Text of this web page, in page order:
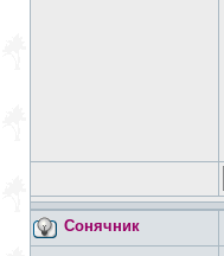
Сонячник